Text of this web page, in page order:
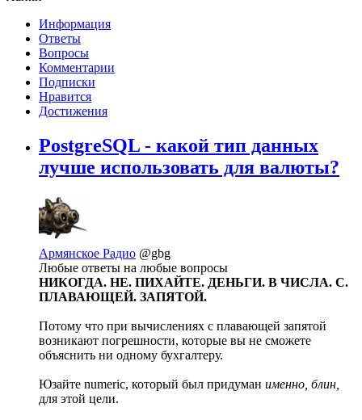
Информация
Ответы
Вопросы
Комментарии
Подписки
Нравится
Достижения
PostgreSQL - какой тип данных
лучше использовать для валюты?
Армянское Радио @gbg
Любые ответы на любые вопросы
НИКОГДА. НЕ. ПИХАЙТЕ. ДЕНЬГИ. В ЧИСЛА. С.
ПЛАВАЮЩЕЙ. ЗАПЯТОЙ.
Потому что при вычислениях с плавающей запятой
возникают погрешности, которые вы не сможете
объяснить ни одному бухгалтеру.
Юзайте numeric, который был придуман именно, блин,
для этой цели.